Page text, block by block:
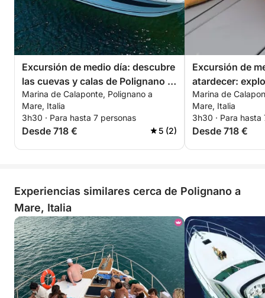
Excursión de medio día: descubre
las cuevas y calas de Polignano a
Mare y Monopoli
Marina de Calaponte, Polignano a
Mare, Italia
3h30 · Para hasta 7 personas
Desde 718 € 5 (2)
Excursión de
atardecer:
calas de
Monopoli
Marina de
Mare, Italia
3h30 · Para hasta
Desde 718 €
Experiencias similares cerca de Polignano a
Mare, Italia